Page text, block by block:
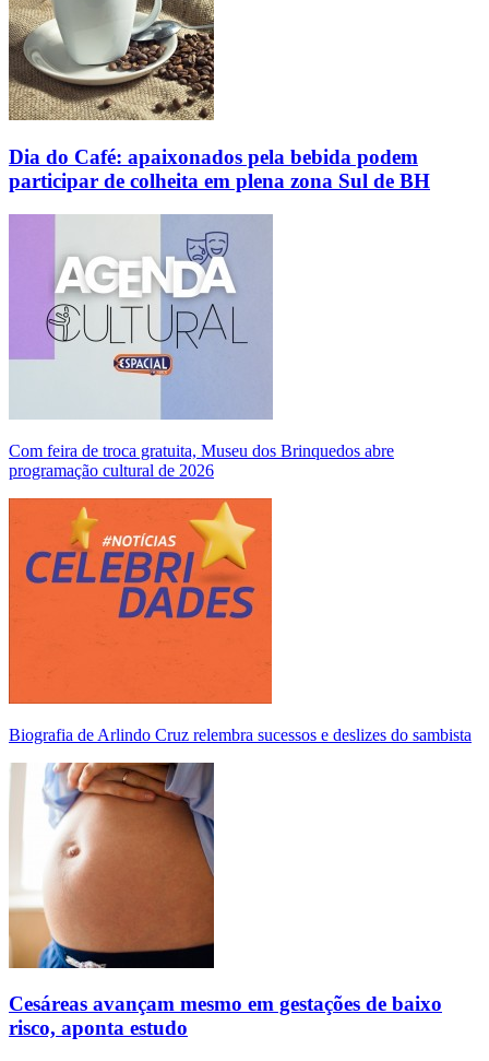
Dia do Café: apaixonados pela bebida podem
participar de colheita em plena zona Sul de BH
Com feira de troca gratuita, Museu dos Brinquedos abre
programação cultural de 2026
Biografia de Arlindo Cruz relembra sucessos e deslizes do sambista
Cesáreas avançam mesmo em gestações de baixo
risco, aponta estudo